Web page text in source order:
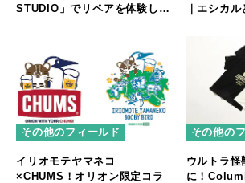
STUDIO」でリペアを体験して
｜エシカ
その他のフィールド
イリオモテヤマネコ
×CHUMS！オリオン限定コラ
その他の
ウルトラ怪
に！